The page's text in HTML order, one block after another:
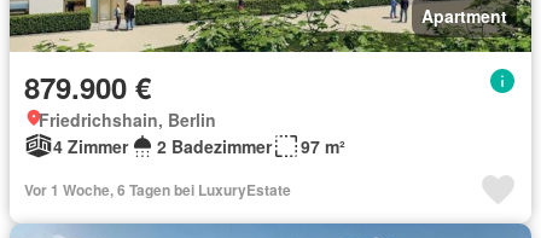
Apartment
879.900 €
Friedrichshain, Berlin
4 Zimmer
2 Badezimmer 97 m²
Vor 1 Woche, 6 Tagen bei LuxuryEstate